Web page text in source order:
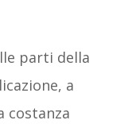
parti della
a
costanza